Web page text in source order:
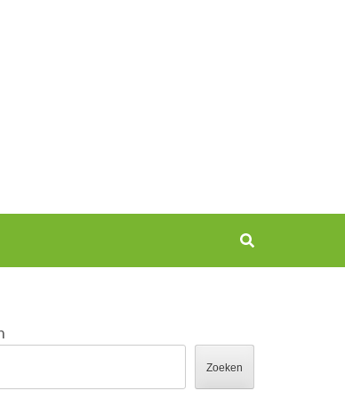
Zoeken